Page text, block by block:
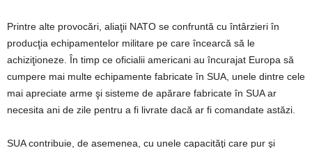
Printre alte provocări, aliaţii NATO se confruntă cu întârzieri în
producţia echipamentelor militare pe care încearcă să le
achiziţioneze. În timp ce oficialii americani au încurajat Europa să
cumpere mai multe echipamente fabricate în SUA, unele dintre cele
mai apreciate arme şi sisteme de apărare fabricate în SUA ar
necesita ani de zile pentru a fi livrate dacă ar fi comandate astăzi.
SUA contribuie, de asemenea, cu unele capacităţi care pur şi